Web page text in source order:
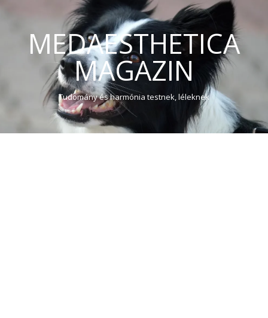
MEDAESTHETICA
MAGAZIN
Tudomány és harmónia testnek, léleknek